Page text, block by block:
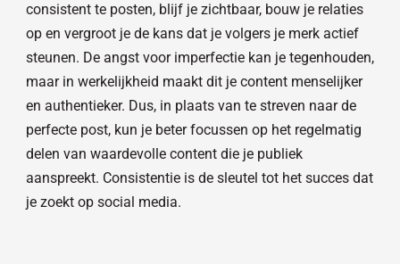
consistent te posten, blijf je zichtbaar, bouw je relaties
op en vergroot je de kans dat je volgers je merk actief
steunen. De angst voor imperfectie kan je tegenhouden,
maar in werkelijkheid maakt dit je content menselijker
en authentieker. Dus, in plaats van te streven naar de
perfecte post, kun je beter focussen op het regelmatig
delen van waardevolle content die je publiek
aanspreekt. Consistentie is de sleutel tot het succes dat
je zoekt op social media.